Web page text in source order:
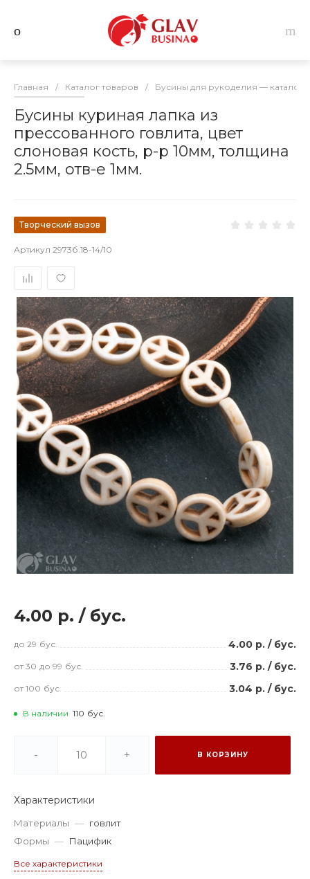
Главная / Каталог товаров / Бусины для рукоделия — каталог
Бусины куриная лапка из
прессованного говлита, цвет
слоновая кость, р-р 10мм, толщина
2.5мм, отв-е 1мм.
Творческий вызов
Артикул 2973б.18-14/10
4.00 р. / бус.
до 29 бус. 4.00 р. / бус.
от 30 до 99 бус. 3.76 р. / бус.
от 100 бус. 3.04 р. / бус.
В наличии 110 бус.
- + В КОРЗИНУ
Характеристики
Материалы — говлит
Формы — Пацифик
Все характеристики